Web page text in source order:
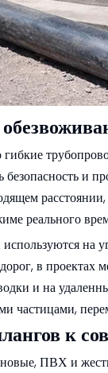
безопасность
реального
на
в
и на
частицами,
к
ПВХ и